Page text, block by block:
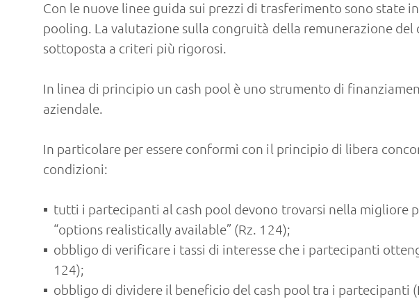
Con le nuove linee guida sui prezzi di trasferimento sono state
pooling. La valutazione sulla congruità della remunerazione
sottoposta a criteri più rigorosi.
In linea di principio un cash pool è uno strumento di
aziendale.
In particolare per essere conformi con il principio di libera
condizioni:
tutti i partecipanti al cash pool devono trovarsi nella migliore
“options realistically available” (Rz. 124);
obbligo di verificare i tassi di interesse che i partecipanti
124);
obbligo di dividere il beneficio del cash pool tra i partecipanti